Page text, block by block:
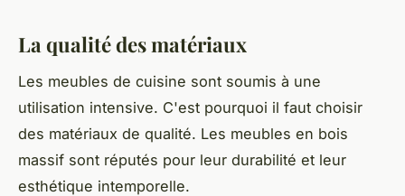
La qualité des matériaux
Les meubles de cuisine sont soumis à une
utilisation intensive. C'est pourquoi il faut choisir
des matériaux de qualité. Les meubles en bois
massif sont réputés pour leur durabilité et leur
esthétique intemporelle.